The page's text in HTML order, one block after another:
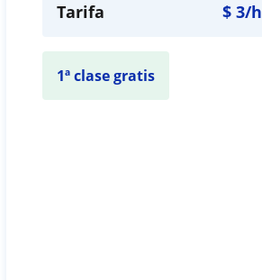
Tarifa $3/h
1ª clase gratis